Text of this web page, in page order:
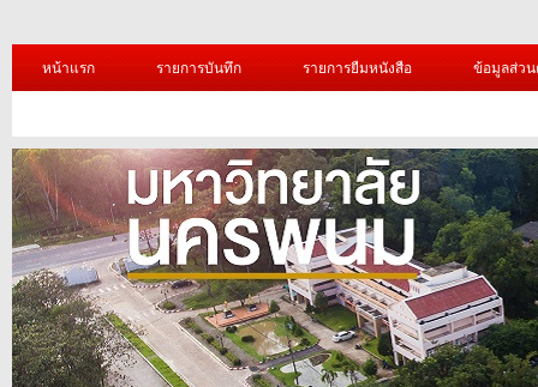
หน้าแรก รายการบันทึก รายการยืมหนังสือ ข้อมูลส่ว